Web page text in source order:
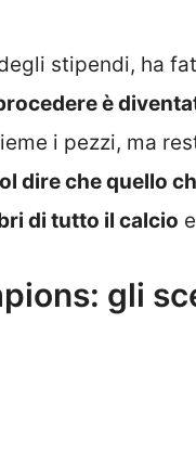
stipendi, ha
è
i pezzi, ma
dire che quello
di tutto il calcio
gli